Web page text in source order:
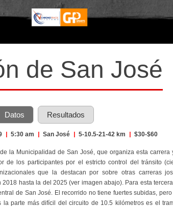
de San José
Datos Resultados
| 5:30 am | San José | 5-10.5-21-42 km | $30-$60
la Municipalidad de San José, que organiza esta
de los participantes por el estricto control del tránsito
que la destacan por sobre otras carreras
hasta la del 2025 (ver imagen abajo). Para esta
de San José. El recorrido no tiene fuertes subidas,
parte más difícil del circuito de 10.5 kilómetros es el